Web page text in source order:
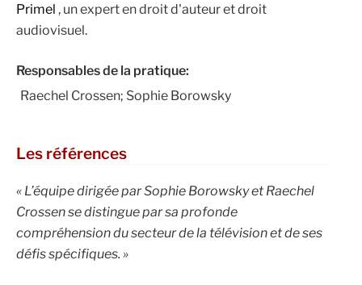
Primel , un expert en droit d'auteur et droit
audiovisuel.
Responsables de la pratique:
Raechel Crossen; Sophie Borowsky
Les références
« L’équipe dirigée par Sophie Borowsky et Raechel
Crossen se distingue par sa profonde
compréhension du secteur de la télévision et de ses
défis spécifiques. »